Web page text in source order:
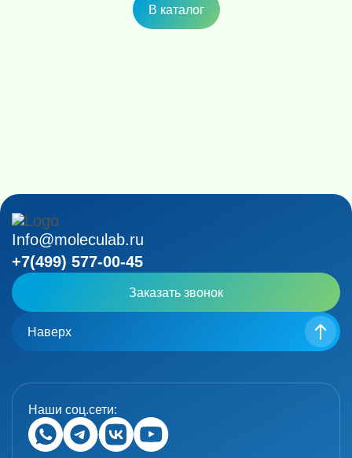
В каталог
Info@moleculab.ru
+7(499) 577-00-45
Заказать звонок
Наверх
Наши соц.сети: